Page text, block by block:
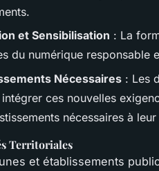
et Sensibilisation : La
du numérique responsable
Nécessaires : Les
ces nouvelles
nécessaires à
Territoriales
et établissements